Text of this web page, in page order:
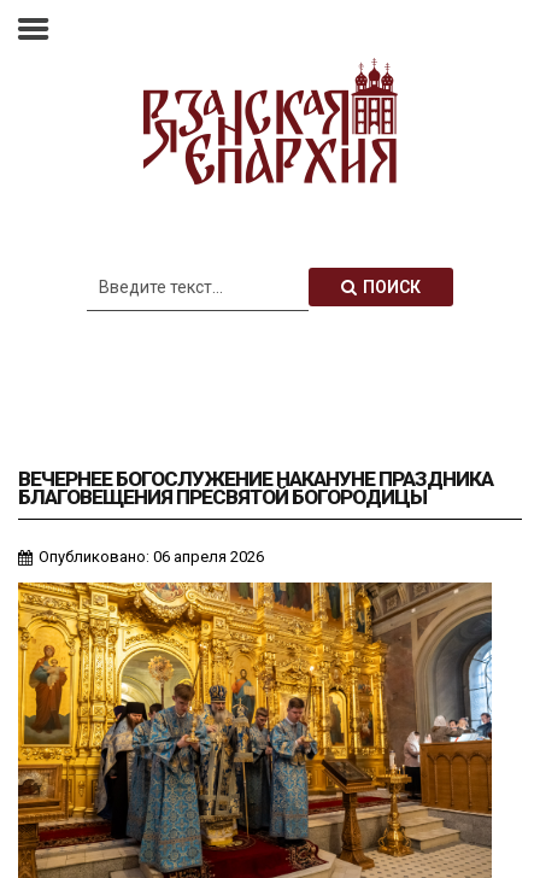
Митрополия ПОИСК
ВЕЧЕРНЕЕ БОГОСЛУЖЕНИЕ НАКАНУНЕ ПРАЗДНИКА
БЛАГОВЕЩЕНИЯ ПРЕСВЯТОЙ БОГОРОДИЦЫ
Опубликовано: 06 апреля 2026